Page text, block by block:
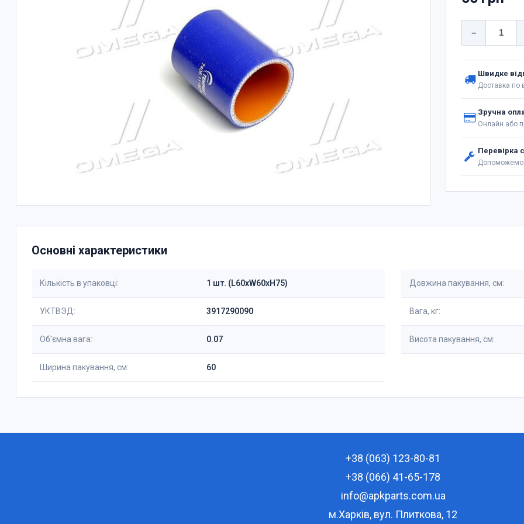
−
Швидке
Доставка по
Зручна
Онлайн або
Перевірка
Допоможемо
Основні характеристики
Кількість в упаковці: 1 шт. (L60xW60xH75) Довжина пакування, см:
УКТВЭД: 3917290090 Вага, кг:
Об'ємна вага: 0.07 Висота пакування, см:
Ширина пакування, см: 60
+38 (063) 123-80-81
+38 (066) 41-65-178
info@apkparts.com.ua
м.Харків, вул. Плиткова, 12